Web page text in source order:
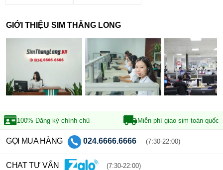
GIỚI THIỆU SIM THĂNG LONG
100% Đăng ký chính chủ Miễn phí giao sim toàn quốc
GỌI MUA HÀNG 024.6666.6666 (7:30-22:00)
CHAT TƯ VẤN (7:30-22:00)